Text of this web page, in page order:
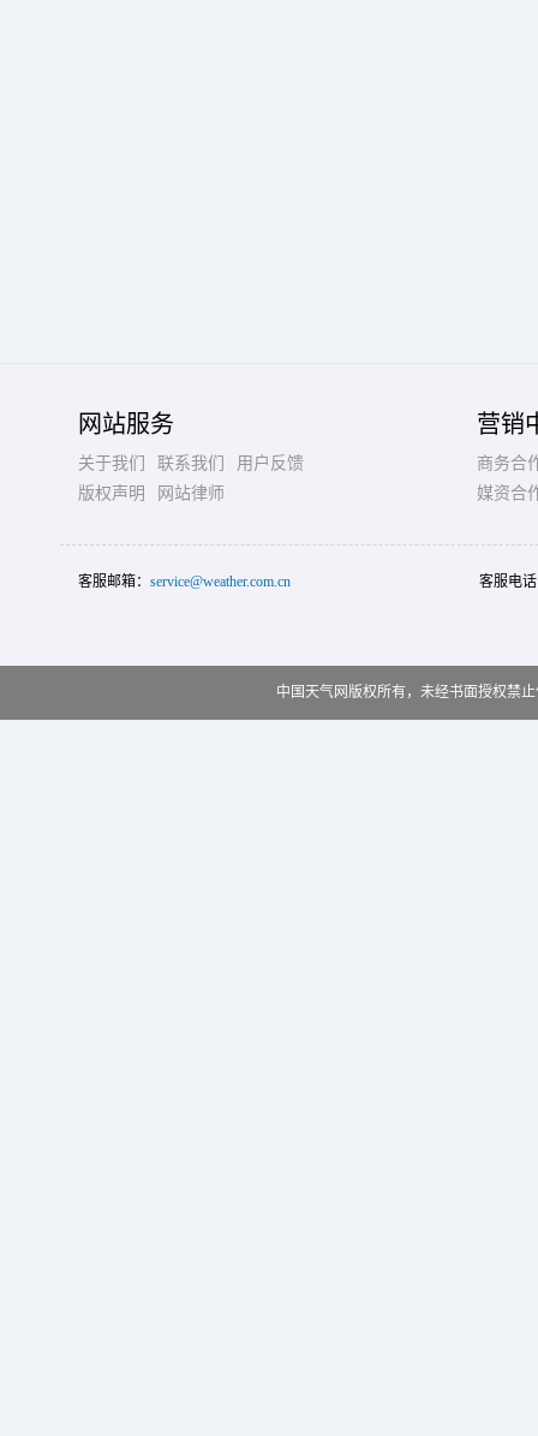
网站服务
关于我们 联系我们
用户反馈
版权声明
网站律师
营销
商务合
媒资合
客服邮箱： service@weather.com.cn 客服电
中国天气网版权所有，未经书面授权